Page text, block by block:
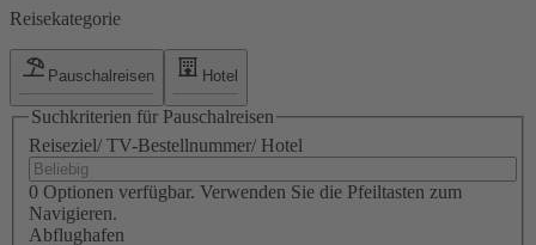
Reisekategorie
Pauschalreisen Hotel
Suchkriterien für Pauschalreisen
Reiseziel/ TV-Bestellnummer/ Hotel
0 Optionen verfügbar. Verwenden Sie die Pfeiltasten zum
Navigieren.
Abflughafen